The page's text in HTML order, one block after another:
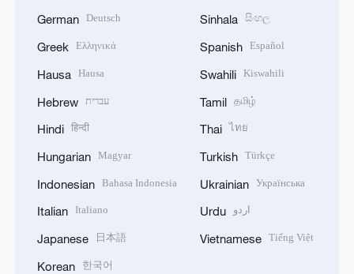
German Deutsch
Greek Ελληνικά
Hausa Hausa
Hebrew עברית
Hindi हिन्दी
Hungarian Magyar
Indonesian Bahasa Indonesia
Italian Italiano
Japanese 日本語
Korean 한국어
Sinhala සිංහල
Spanish Español
Swahili Kiswahili
Tamil தமிழ்
Thai ไทย
Turkish Türkçe
Ukrainian Українська
Urdu اردو
Vietnamese Tiếng Việt